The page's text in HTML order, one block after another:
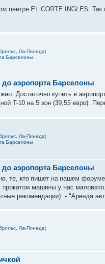
центре EL CORTE INGLES.
Ла-Пинеда)
Барселоны
до аэропорта Барселоны
Достаточно купить в
T-10 на 5 зон (39,55 евро).
Ла-Пинеда)
Барселоны
до аэропорта Барселоны
те, кто пишет на нашем
машины у нас
рекомендации): - "Аренда
Ла-Пинеда)